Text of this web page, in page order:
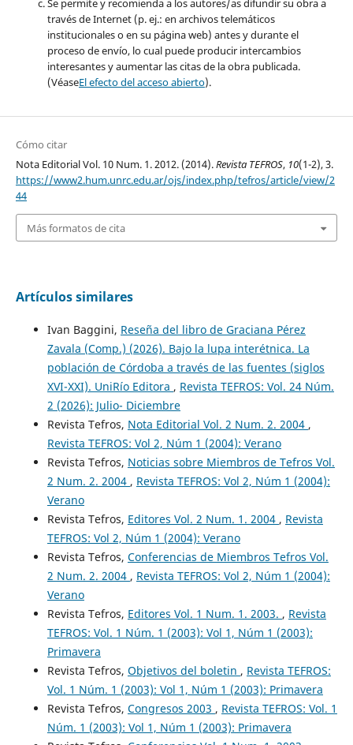
Se permite y recomienda a los autores/as difundir su obra a
través de Internet (p. ej.: en archivos telemáticos
institucionales o en su página web) antes y durante el
proceso de envío, lo cual puede producir intercambios
interesantes y aumentar las citas de la obra publicada.
(VéaseEl efecto del acceso abierto).
Cómo citar
Nota Editorial Vol. 10 Num. 1. 2012. (2014).Revista TEFROS, 10(1-2), 3.
https://www2.hum.unrc.edu.ar/ojs/index.php/tefros/article/view/2
44
Más formatos de cita
Artículos similares
Ivan Baggini, Reseña del libro de Graciana Pérez
Zavala (Comp.) (2026). Bajo la lupa interétnica. La
población de Córdoba a través de las fuentes (siglos
XVI-XXI). UniRío Editora , Revista TEFROS: Vol. 24 Núm.
2 (2026): Julio- Diciembre
Revista Tefros, Nota Editorial Vol. 2 Num. 2. 2004 ,
Revista TEFROS: Vol 2, Núm 1 (2004): Verano
Revista Tefros, Noticias sobre Miembros de Tefros Vol.
2 Num. 2. 2004 , Revista TEFROS: Vol 2, Núm 1 (2004):
Verano
Revista Tefros, Editores Vol. 2 Num. 1. 2004 , Revista
TEFROS: Vol 2, Núm 1 (2004): Verano
Revista Tefros, Conferencias de Miembros Tefros Vol.
2 Num. 2. 2004 , Revista TEFROS: Vol 2, Núm 1 (2004):
Verano
Revista Tefros, Editores Vol. 1 Num. 1. 2003. , Revista
TEFROS: Vol. 1 Núm. 1 (2003): Vol 1, Núm 1 (2003):
Primavera
Revista Tefros, Objetivos del boletin , Revista TEFROS:
Vol. 1 Núm. 1 (2003): Vol 1, Núm 1 (2003): Primavera
Revista Tefros, Congresos 2003 , Revista TEFROS: Vol. 1
Núm. 1 (2003): Vol 1, Núm 1 (2003): Primavera